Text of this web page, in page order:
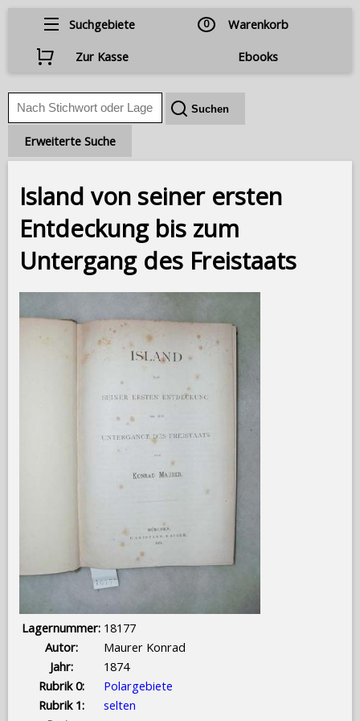
Suchgebiete 0
Warenkorb
Zur Kasse
Ebooks
Erweiterte Suche
Island von seiner ersten
Entdeckung bis zum
Untergang des Freistaats
Lagernummer: 18177
Autor:
Maurer Konrad
Jahr:
1874
Rubrik 0:
Polargebiete
Rubrik 1:
selten